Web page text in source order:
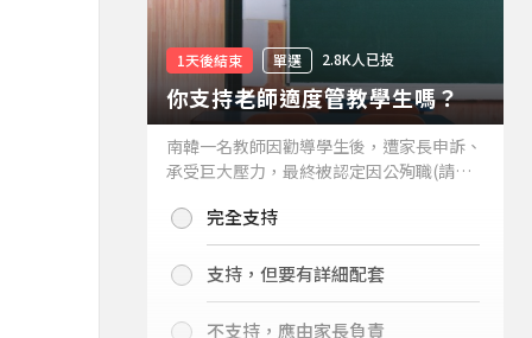
1天後結束 單選 2.8K人已投
你支持老師適度管教學生嗎？
南韓一名教師因勸導學生後，遭家長申訴、
承受巨大壓力，最終被認定因公殉職(請見
你支持老師適度管教學生嗎？
完全支持
支持，但要有詳細配套
不支持，應由家長負責